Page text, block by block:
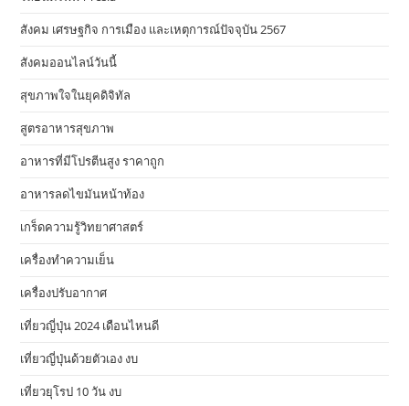
สังคม เศรษฐกิจ การเมือง และเหตุการณ์ปัจจุบัน 2567
สังคมออนไลน์วันนี้
สุขภาพใจในยุคดิจิทัล
สูตรอาหารสุขภาพ
อาหารที่มีโปรตีนสูง ราคาถูก
อาหารลดไขมันหน้าท้อง
เกร็ดความรู้วิทยาศาสตร์
เครื่องทำความเย็น
เครื่องปรับอากาศ
เที่ยวญี่ปุ่น 2024 เดือนไหนดี
เที่ยวญี่ปุ่นด้วยตัวเอง งบ
เที่ยวยุโรป 10 วัน งบ